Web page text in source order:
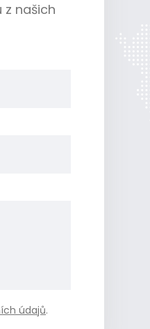
našich
údajů.